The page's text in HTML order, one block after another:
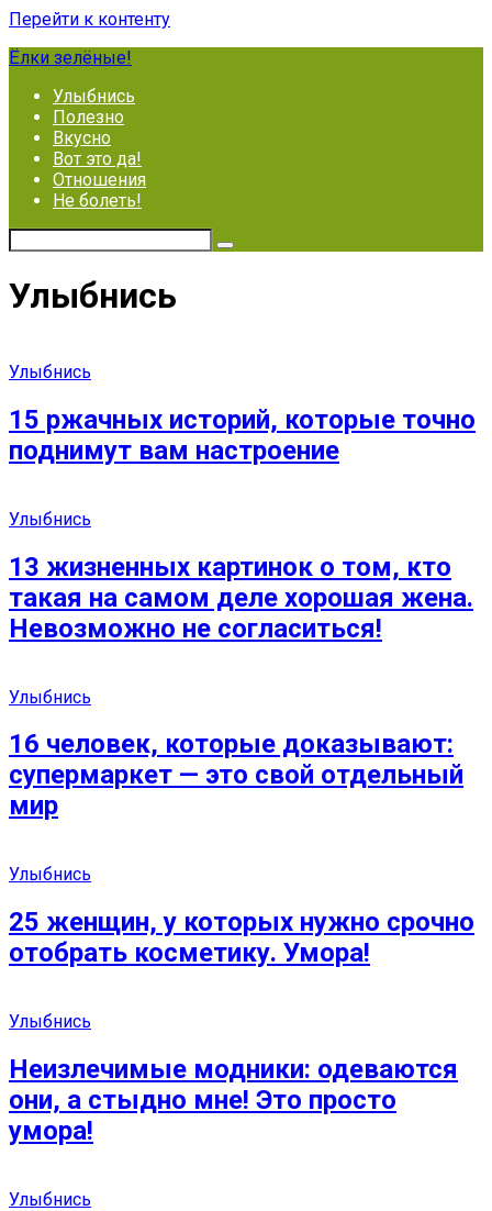
Перейти к контенту
Ёлки зелёные!
Улыбнись
Полезно
Вкусно
Вот это да!
Отношения
Не болеть!
Улыбнись
Улыбнись
15 ржачных историй, которые точно
поднимут вам настроение
Улыбнись
13 жизненных картинок о том, кто
такая на самом деле хорошая жена.
Невозможно не согласиться!
Улыбнись
16 человек, которые доказывают:
супермаркет — это свой отдельный
мир
Улыбнись
25 женщин, у которых нужно срочно
отобрать косметику. Умора!
Улыбнись
Неизлечимые модники: одеваются
они, а стыдно мне! Это просто
умора!
Улыбнись